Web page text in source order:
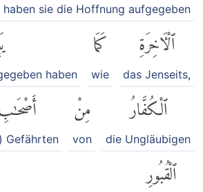
haben sie die Hoffnung aufgegeben
ٱلْءَاخِرَةِ
das Jenseits,
كَمَا
wie
haben
ٱلْكُفَّارُ
die Ungläubigen
مِنْ
von
Gefährten
ٱلْقُبُورِ